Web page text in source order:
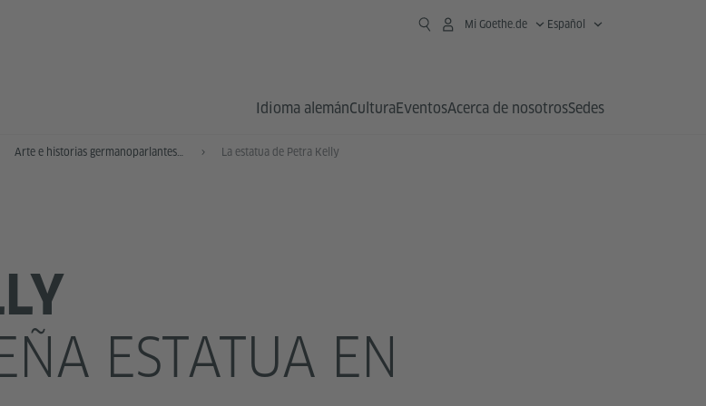
Mi Goethe.de Español
Idioma alemánCulturaEventosAcerca de nosotrosSedes
Arte e historias germanoparlantes en Barcelona La estatua de Petra Kelly
ESTATUA EN